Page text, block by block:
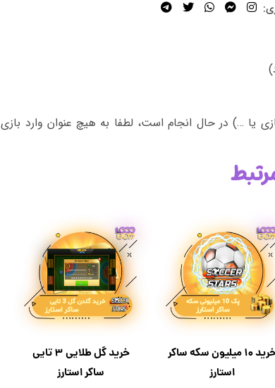
…) در حال انجام است، لطفا به هیچ عنوان وارد بازی
خرید گل طلایی 3 تایی
ساکر استارز
خرید ۱۰ میلیون سکه ساکر
استارز